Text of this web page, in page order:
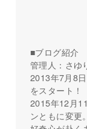
■ブログ紹介
管理人：さゆ
2013年7月8
をスタート！
2015年12月
ンともに変更。